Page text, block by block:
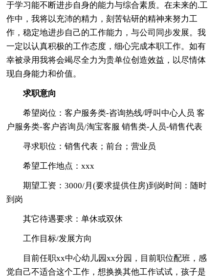
于学习能不断进步自身的能力与综合素质。在未来的.工
作中，我将以充沛的精力，刻苦钻研的精神来努力工
作，稳定地进步自己的工作能力，与公司同步发展。我
一定以认真积极的工作态度，细心完成本职工作。如有
幸被录用我将会竭尽全力为贵单位创造效益，以尽情体
现自身能力和价值。
求职意向
希望岗位：客户服务类-咨询热线/呼叫中心人员 客
户服务类-客户咨询员/淘宝客服 销售类-人员-销售代表
寻求职位：销售代表；前台；营业员
希望工作地点：xxx
期望工资：3000/月(要求提供住房)到岗时间：随时
到岗
其它待遇要求：单休或双休
工作目标/发展方向
目前任职xx中心幼儿园xx分园，目前职位配班，感
觉自己不适合这个工作，想换换其他工作试试，孩子是